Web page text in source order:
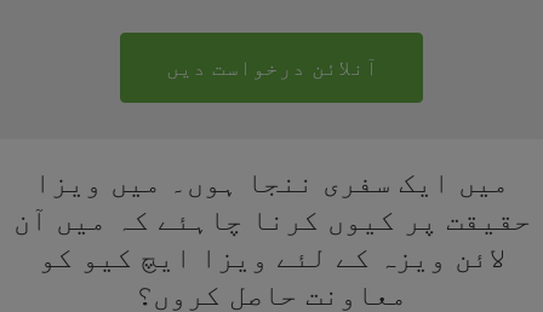
آنلائن درخواست دیں
میں ایک سفری ننجا ہوں۔ میں ویزا
حقیقت پر کیوں کرنا چاہئے کہ میں آن
لائن ویزہ کے لئے ویزا ایچ کیو کو
معاونت حاصل کروں؟